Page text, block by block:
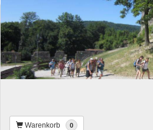
Warenkorb 0